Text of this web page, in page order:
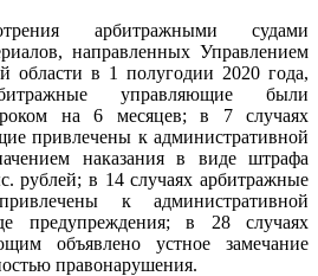
арбитражными судами
направленных Управлением
области в 1 полугодии 2020 года,
управляющие были
на 6 месяцев; в 7 случаях
привлечены к административной
наказания в виде штрафа
рублей; в 14 случаях арбитражные
к административной
предупреждения; в 28 случаях
объявлено устное замечание
правонарушения.